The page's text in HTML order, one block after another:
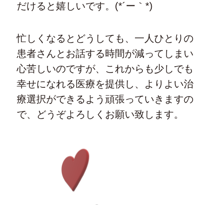
だけると嬉しいです。(*´ー｀*)
忙しくなるとどうしても、一人ひとりの
患者さんとお話する時間が減ってしまい
心苦しいのですが、これからも少しでも
幸せになれる医療を提供し、よりよい治
療選択ができるよう頑張っていきますの
で、どうぞよろしくお願い致します。